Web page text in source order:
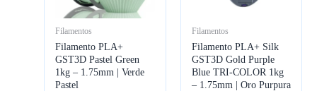
Filamentos
Filamento PLA+
GST3D Pastel Green
1kg – 1.75mm | Verde
Pastel
Filamentos
Filamento PLA+ Silk
GST3D Gold Purple
Blue TRI-COLOR 1kg
– 1.75mm | Oro Purpura